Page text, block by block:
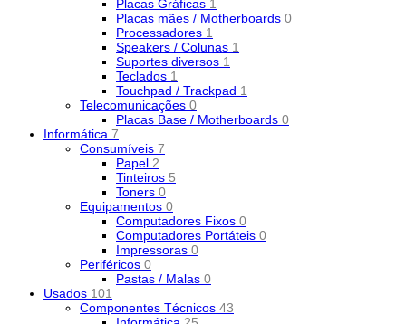
Placas Gráficas 1
Placas mães / Motherboards 0
Processadores 1
Speakers / Colunas 1
Suportes diversos 1
Teclados 1
Touchpad / Trackpad 1
Telecomunicações 0
Placas Base / Motherboards 0
Informática 7
Consumíveis 7
Papel 2
Tinteiros 5
Toners 0
Equipamentos 0
Computadores Fixos 0
Computadores Portáteis 0
Impressoras 0
Periféricos 0
Pastas / Malas 0
Usados 101
Componentes Técnicos 43